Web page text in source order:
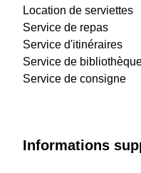
Location de serviettes
Service de repas
Service d'itinéraires
Service de
Service de consigne
Informations